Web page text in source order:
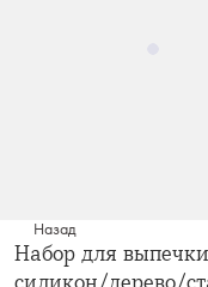
Назад
Набор для